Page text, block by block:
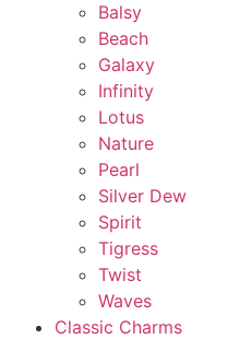
Balsy
Beach
Galaxy
Infinity
Lotus
Nature
Pearl
Silver Dew
Spirit
Tigress
Twist
Waves
Classic Charms